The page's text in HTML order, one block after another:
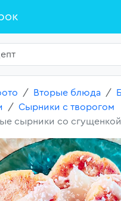
Вторые блюда
Сырники с творогом
сырники со сгущенкой